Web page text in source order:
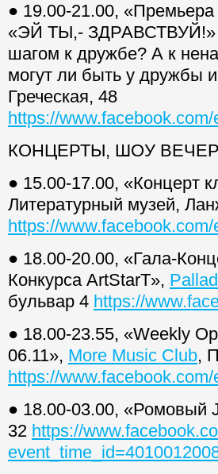
● 19.00-21.00,
«ЭЙ ТЫ,- ЗДРАВСТВУЙ!» -
шагом к дружбе? А к
могут ли быть у дружбы
Греческая, 48
https://
КОНЦЕРТЫ, ШОУ
● 15.00-17.00, «Концерт
Литературный музей,
https://
● 18.00-20.00, «Гала-
Конкурса ArtStarT»,
бульвар 4 https://
● 18.00-23.55, «Weekly
06.11», More Music Club,
https://
● 18.00-03.00, «Ромовый
32 https://